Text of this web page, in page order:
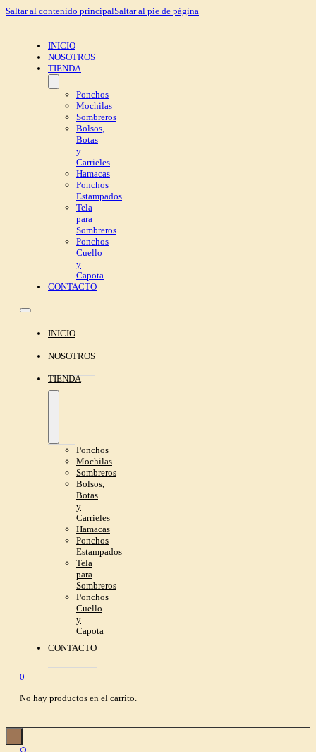
Saltar al contenido principalSaltar al pie de página
INICIO
NOSOTROS
TIENDA
Ponchos
Mochilas
Sombreros
Bolsos,
Botas
y
Carrieles
Hamacas
Ponchos
Estampados
Tela
para
Sombreros
Ponchos
Cuello
y
Capota
CONTACTO
INICIO
NOSOTROS
TIENDA
Ponchos
Mochilas
Sombreros
Bolsos,
Botas
y
Carrieles
Hamacas
Ponchos
Estampados
Tela
para
Sombreros
Ponchos
Cuello
y
Capota
CONTACTO
0
No hay productos en el carrito.